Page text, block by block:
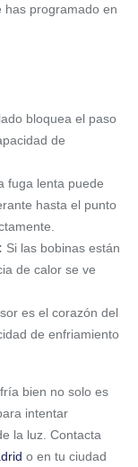
has programado en
bloquea el paso
de
fuga lenta puede
hasta el punto
Si las bobinas están
de calor se ve
es el corazón del
de enfriamiento
bien no solo es
intentar
la luz. Contacta
o en tu ciudad